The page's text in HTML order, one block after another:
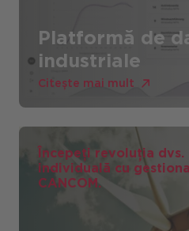
Platformă de
industriale
Citește mai mult
Începeți revoluția
individuală cu
CANCOM.